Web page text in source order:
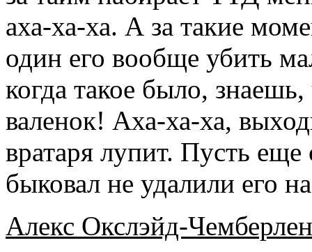
аха-ха-ха. А за такие
один его вообще убить
когда такое было,
валенок! Аха-ха-ха,
вратаря лупит. Пусть еще
быковал не удалили его
Алекс Окслэйд-